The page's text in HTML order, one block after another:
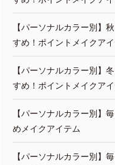
【パーソナルカラー別】
すめ！ポイントメイクア
【パーソナルカラー別】
すめ！ポイントメイクア
【パーソナルカラー別】
めメイクアイテム
【パーソナルカラー別】